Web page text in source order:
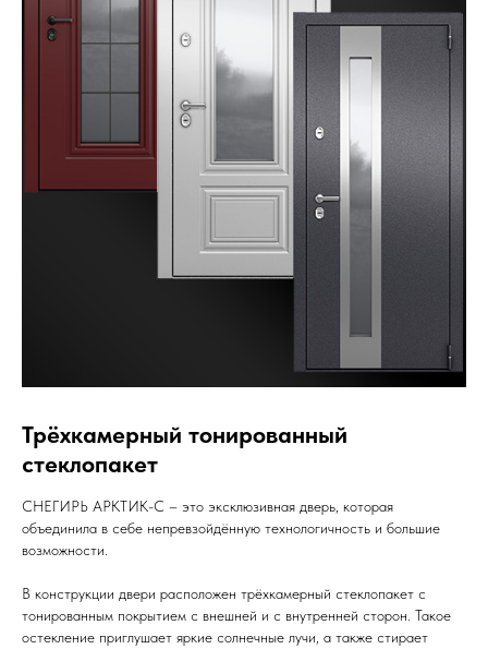
Трёхкамерный тонированный
стеклопакет
СНЕГИРЬ АРКТИК-С – это эксклюзивная дверь, которая
объединила в себе непревзойдённую технологичность и большие
возможности.
В конструкции двери расположен трёхкамерный стеклопакет с
тонированным покрытием с внешней и с внутренней сторон. Такое
остекление приглушает яркие солнечные лучи, а также стирает